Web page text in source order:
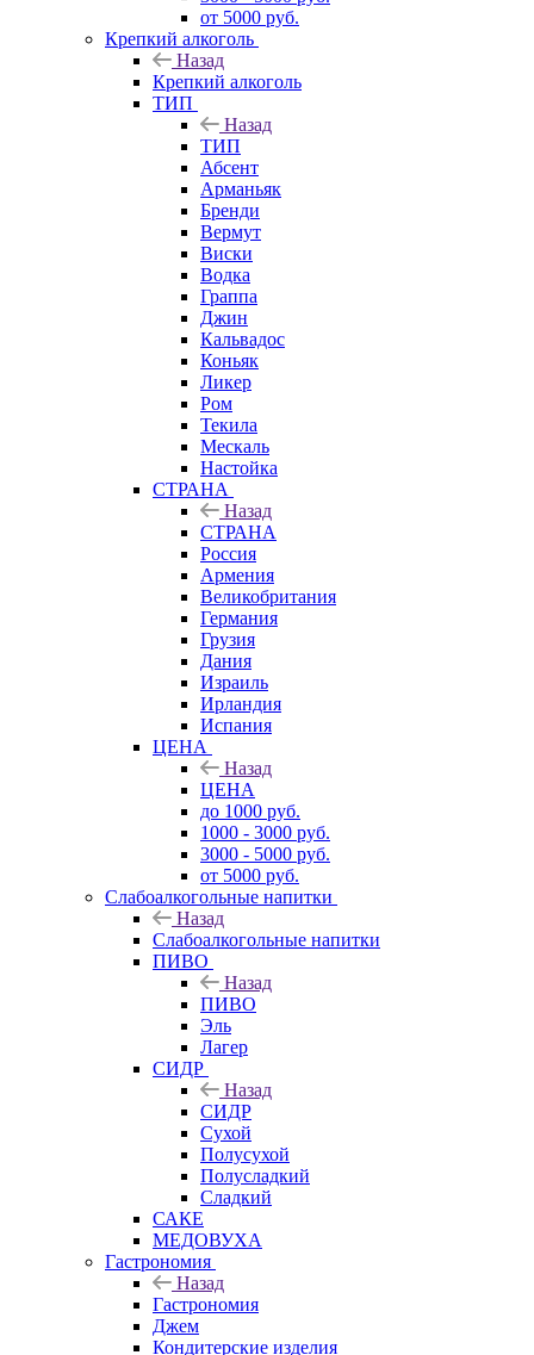
от 5000 руб.
Крепкий алкоголь
Назад
Крепкий алкоголь
ТИП
Назад
ТИП
Абсент
Арманьяк
Бренди
Вермут
Виски
Водка
Граппа
Джин
Кальвадос
Коньяк
Ликер
Ром
Текила
Мескаль
Настойка
СТРАНА
Назад
СТРАНА
Россия
Армения
Великобритания
Германия
Грузия
Дания
Израиль
Ирландия
Испания
ЦЕНА
Назад
ЦЕНА
до 1000 руб.
1000 - 3000 руб.
3000 - 5000 руб.
от 5000 руб.
Слабоалкогольные напитки
Назад
Слабоалкогольные напитки
ПИВО
Назад
ПИВО
Эль
Лагер
СИДР
Назад
СИДР
Сухой
Полусухой
Полусладкий
Сладкий
САКЕ
МЕДОВУХА
Гастрономия
Назад
Гастрономия
Джем
Кондитерские изделия